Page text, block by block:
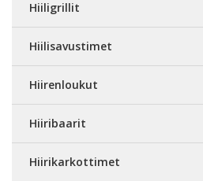
Hiiligrillit
Hiilisavustimet
Hiirenloukut
Hiiribaarit
Hiirikarkottimet